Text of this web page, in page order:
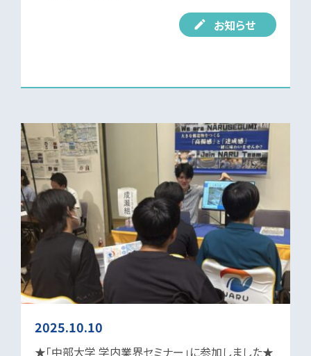
お知らせ
2025.10.10
★「中部大学 学内業界セミナー」に参加しました★